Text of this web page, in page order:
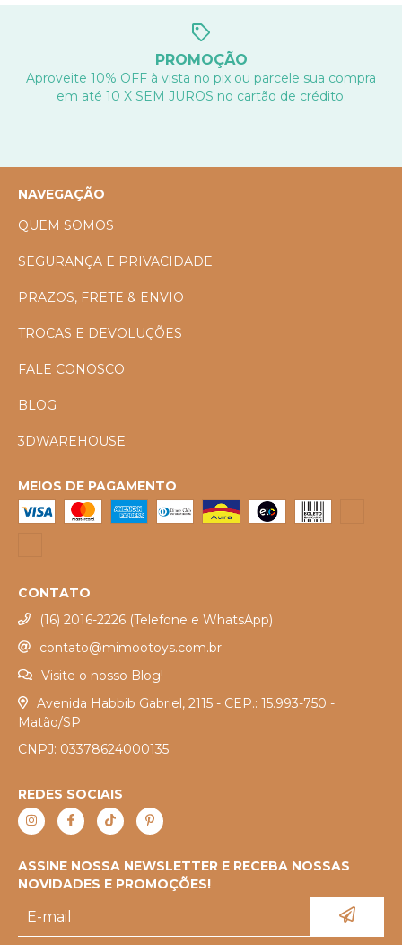
PROMOÇÃO
Aproveite 10% OFF à vista no pix ou parcele sua compra
em até 10 X SEM JUROS no cartão de crédito.
NAVEGAÇÃO
QUEM SOMOS
SEGURANÇA E PRIVACIDADE
PRAZOS, FRETE & ENVIO
TROCAS E DEVOLUÇÕES
FALE CONOSCO
BLOG
3DWAREHOUSE
MEIOS DE PAGAMENTO
CONTATO
(16) 2016-2226 (Telefone e WhatsApp)
contato@mimootoys.com.br
Visite o nosso Blog!
Avenida Habbib Gabriel, 2115 - CEP.: 15.993-750 -
Matão/SP
CNPJ: 03378624000135
REDES SOCIAIS
ASSINE NOSSA NEWSLETTER E RECEBA NOSSAS
NOVIDADES E PROMOÇÕES!